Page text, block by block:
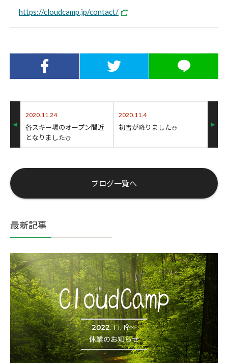
https://cloudcamp.jp/contact/
Facebookでシ
ェア
Twitterでシェ
ア
LINEでシェア
2020.11.24
各スキー場のオープン間近
となりました⛄
2020.11.4
初雪が降りました⛄
ブログ一覧へ
最新記事